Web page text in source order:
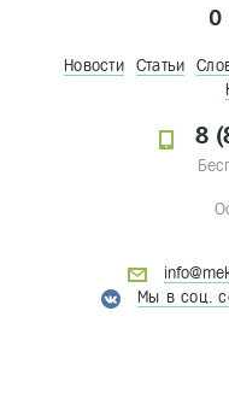
О
Новости Статьи
8
Мы в соц.